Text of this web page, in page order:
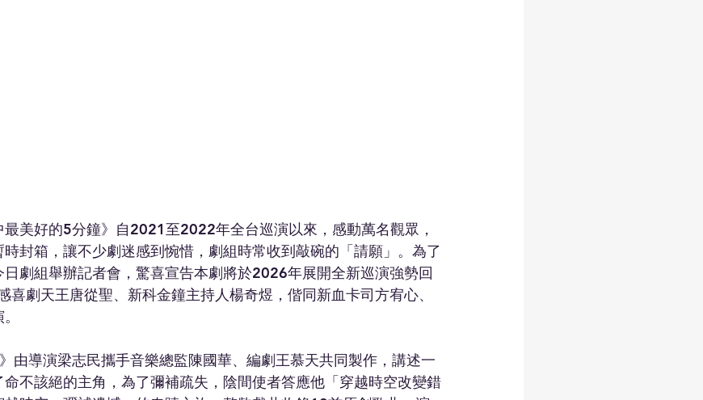
美好的5分鐘》自2021至2022年全台巡演以來，感動萬名觀眾，
封箱，讓不少劇迷感到惋惜，劇組時常收到敲碗的「請願」。為了
劇組舉辦記者會，驚喜宣告本劇將於2026年展開全新巡演強勢回
劇天王唐從聖、新科金鐘主持人楊奇煜，偕同新血卡司方宥心、
由導演梁志民攜手音樂總監陳國華、編劇王慕天共同製作，講述一
不該絕的主角，為了彌補疏失，陰間使者答應他「穿越時空改變錯